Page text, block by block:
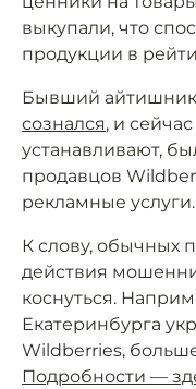
выкупали, что
продукции в
Бывший айтишник
сознался, и
устанавливают,
продавцов
рекламные услуги.
К слову, обычных
действия
коснуться.
Екатеринбурга
Wildberries,
Подробности —